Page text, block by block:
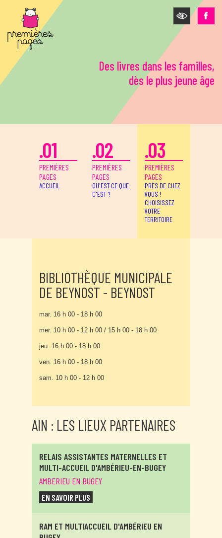
Aller au contenu principal
Des livres dans les familles,
dès le plus jeune âge
.01
PREMIÈRES
PAGES
ACCUEIL
.02
PREMIÈRES
PAGES
QU'EST-CE QUE
C'EST ?
.03
PREMIÈRES
PAGES
PRÈS DE CHEZ
VOUS !
CHOISISSEZ
VOTRE
TERRITOIRE
BIBLIOTHÈQUE MUNICIPALE
DE BEYNOST - BEYNOST
mar. 16 h 00 - 18 h 00
mer. 10 h 00 - 12 h 00 / 15 h 00 - 18 h 00
jeu. 16 h 00 - 18 h 00
ven. 16 h 00 - 18 h 00
sam. 10 h 00 - 12 h 00
AIN : LES LIEUX PARTENAIRES
RELAIS ASSISTANTES MATERNELLES ET
MULTI-ACCUEIL D'AMBÉRIEU-EN-BUGEY
AMBERIEU EN BUGEY
EN SAVOIR PLUS
RAM ET MULTIACCUEIL D'AMBÉRIEU EN